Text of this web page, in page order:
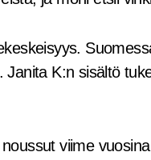
K:n sisältö
viime